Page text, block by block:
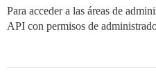
Para acceder a las áreas de
API con permisos de